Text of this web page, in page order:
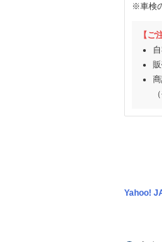
※車検
【ご
Yahoo!